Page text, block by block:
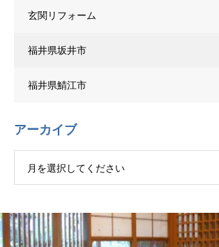
玄関リフォーム
福井県坂井市
福井県鯖江市
アーカイブ
月を選択してください